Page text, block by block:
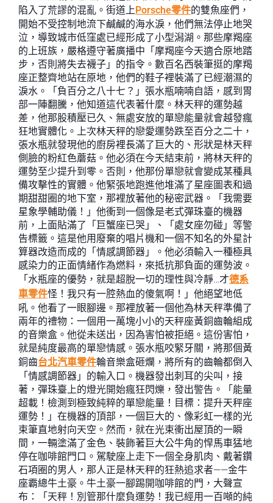
陷入了荒謬的混亂。街道上Porsche零件的雙魚座們，
開始不受控制地流下鹹鹹的海水淚，他們無法停止地哭
泣，導致城市低窪處已經形成了小型潟湖。那些摩羯座
的上班族，嚴格遵守著廣播中「摩羯座今天適合原地踏
步，否則將失去襪子」的指令。數百名西裝筆挺的摩羯
座正整齊地站在原地，他們的鞋子裡裝滿了已經潮濕的
淚水。「負百分之八十七？」張水瓶喃喃自語，感到胃
部一陣翻騰，他知道這代表著什麼。林天秤的運勢越
差，他那股積壓已久、無處安放的單戀能量就會越發瘋
狂地實體化。上次林天秤的戀愛運勢跌至百分之二十，
張水瓶就發現他的廚房裡長滿了巨大的、形狀是林天秤
側臉的粉紅色蘑菇。他必須在今天結束前，將林天秤的
運勢至少提升到零。否則，他那份單戀就會變成某種具
備攻擊性的實體。他緊張地跑進他堆滿了星座圖表和過
期甜甜圈的地下室，那裡放著他的秘密武器。「我需要
星象學輔助儀！」他衝到一個像是老式彈珠臺的機器
前，上面貼滿了「巨蟹座已哭」、「處女座勿碰」等警
告標籤。這是他用廢棄的唱片機和一個不知名的外星計
算器改造而成的「情感調節器」。他必須輸入一種極具
感染力的正面情緒作為燃料，來抵抗那負面的運勢波。
「水瓶座的優勢，就是超脫一切的理性與冷靜…才德系
車零件怪！我只有一腔熱血的傻氣啊！」他絕望地低
吼。他看了一眼腳邊。那裡放著一個他為林天秤準備了
兩年的禮物：一個用一萬塊小小的天秤座黃銅齒輪組成
的音樂盒。他從未送出，因為害怕被拒絕。這份害怕，
就是純度最高的單戀情感。張水瓶咬緊牙關，將那個黃
銅齒台北汽車零件輪音樂盒砸爛，將所有的齒輪都倒入
「情感調節器」的輸入口。機器發出刺耳的尖叫，接
著，彈珠臺上的燈光開始瘋狂閃爍，發出警告。「能量
超載！檢測到極致純粹的單戀能量！目標：提升天秤座
運勢！」在機器的頂部，一個巨大的、像彩虹一樣的光
束筆直地射向天空。然而，就在光束衝出屋頂的一瞬
間，一輛塗滿了金色、裝飾著巨大公牛角的悍馬車猛地
停在咖啡館門口。駕駛座上走下一個全身肌肉、戴著鑽
石項圈的男人，那人正是林天秤的狂熱追求者——金牛
座霸總牛土豪。牛土豪一腳踢開咖啡館的門，大聲宣
布：「天秤！別管那什麼負運勢！我已經用一百噸的純